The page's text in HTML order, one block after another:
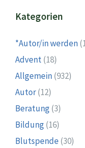
Kategorien
*Autor/in werden
Advent(18)
Allgemein(932)
Autor(12)
Beratung(3)
Bildung(16)
Blutspende (30)